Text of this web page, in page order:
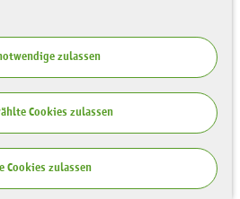
zulassen
Cookies zulassen
Cookies zulassen
seltener geworden!
komplexe